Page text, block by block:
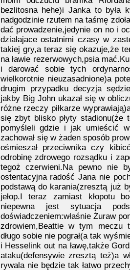
bezlitosna hehe)i Janka to była
nadgodzinie rzutem na taśmę
dać prowadzenie,jedynie on no i
działajace ostatnimi czasy w
takiej gry,a teraz się okazuje,że
na ławie rezerwowych,psia
i darować sobie tych
wielkorotnie nieuzasadnione)a
drugim przypadku decyzja
jakby Big John ukazał się w
różne rzeczy piłkarze
się zbyt blisko płyty stadionu(że
pomyśleli gdzie i jak umieścić
zachował się w żaden sposób
ośmieszał przeciwnika czy
odrobinę zdrowego rozsądku i
tegoż czerwieni.Na pewno nie
ostentacyjna radość Jana nie
podstawą do karania(zresztą już
jełop.I teraz zamiast kłopotu
niepewna jest sytuacja
doświadczeniem:właśnie Żuraw
zdrowiem,Beattie w tym meczu
długo sobie nie pograł(a tak
i Hesselink out na ławę,także
ataku(defensywie zresztą też)a
rywala nie będzie tak łatwo